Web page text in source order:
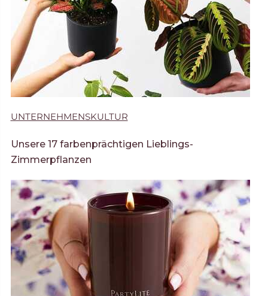
UNTERNEHMENSKULTUR
Unsere 17 farbenprächtigen Lieblings-
Zimmerpflanzen